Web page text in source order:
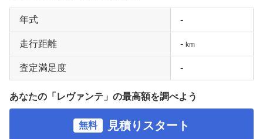
年式 -
走行距離 - km
査定満足度 -
あなたの「レヴァンテ」の最高額を調べよう
無料 見積りスタート